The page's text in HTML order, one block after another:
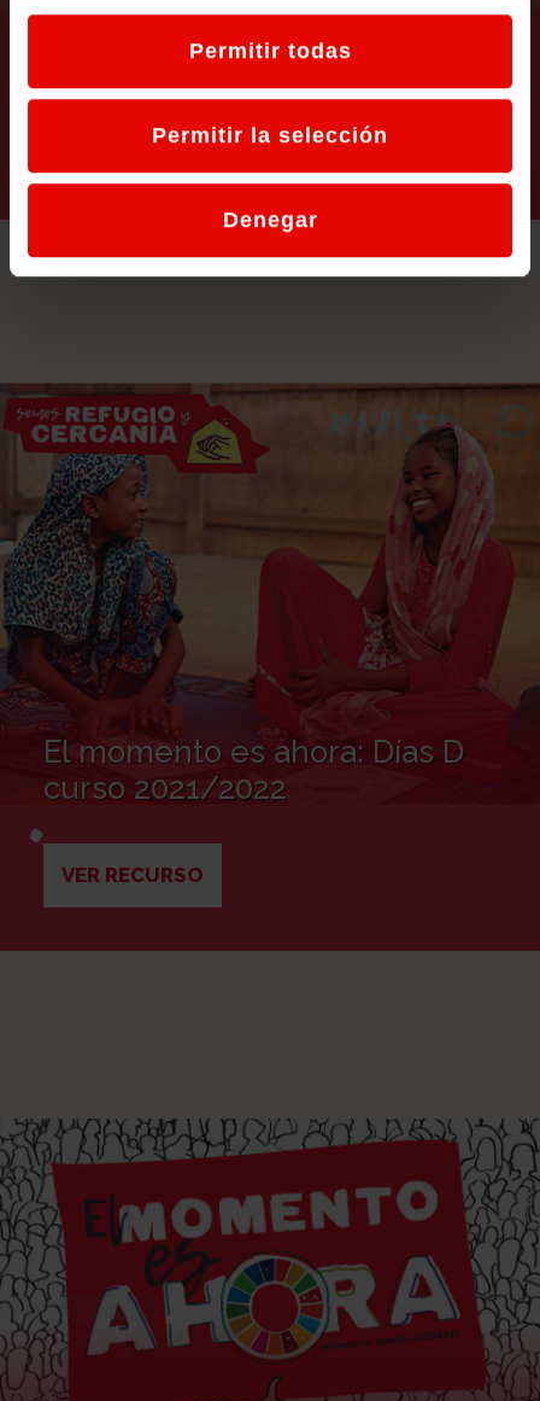
Permitir todas
Permitir la selección
Denegar
Un Mundo de Cuento: Unidad
VER RECURSO
El momento es ahora: Días D
curso 2021/2022
VER RECURSO